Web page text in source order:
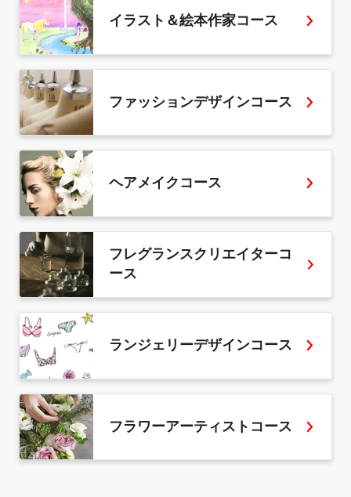
イラスト＆絵本作家コース
ファッションデザインコース
ヘアメイクコース
フレグランスクリエイターコ
ース
ランジェリーデザインコース
フラワーアーティストコース